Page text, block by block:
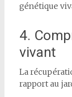
génétique
4.
vivant
La
rapport au